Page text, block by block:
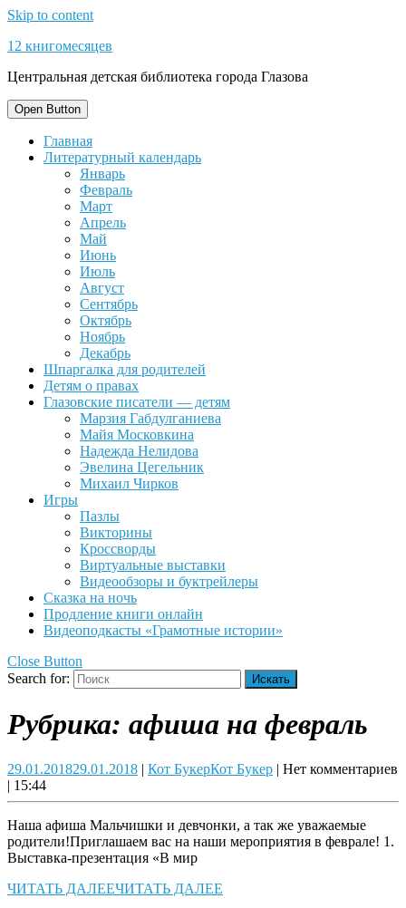
Skip to content
12 книгомесяцев
Центральная детская библиотека города Глазова
Open Button
Главная
Литературный календарь
Январь
Февраль
Март
Апрель
Май
Июнь
Июль
Август
Сентябрь
Октябрь
Ноябрь
Декабрь
Шпаргалка для родителей
Детям о правах
Глазовские писатели — детям
Марзия Габдулганиева
Майя Московкина
Надежда Нелидова
Эвелина Цегельник
Михаил Чирков
Игры
Пазлы
Викторины
Кроссворды
Виртуальные выставки
Видеообзоры и буктрейлеры
Сказка на ночь
Продление книги онлайн
Видеоподкасты «Грамотные истории»
Close Button
Search for:
Рубрика: афиша на февраль
29.01.201829.01.2018 | Кот БукерКот Букер | Нет комментариев
| 15:44
Наша афиша Мальчишки и девчонки, а так же уважаемые
родители!Приглашаем вас на наши мероприятия в феврале! 1.
Выставка-презентация «В мир
ЧИТАТЬ ДАЛЕЕЧИТАТЬ ДАЛЕЕ